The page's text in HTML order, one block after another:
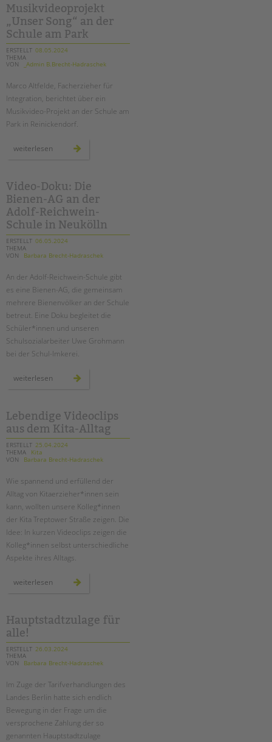
der
berliner
wasserbetriebe
Musikvideoprojekt
„Unser Song“ an der
Schule am Park
ERSTELLT 08.05.2024
THEMA
VON
_Admin B.Brecht-Hadraschek
Marco Altfelde, Facherzieher für
Integration, berichtet über ein
Musikvideo-Projekt an der Schule am
Park in Reinickendorf.
weiterlesen musikvideoprojekt
schule
am
park
Video-Doku: Die
Bienen-AG an der
Adolf-Reichwein-
Schule in Neukölln
ERSTELLT 06.05.2024
THEMA
VON
Barbara Brecht-Hadraschek
An der Adolf-Reichwein-Schule gibt
es eine Bienen-AG, die gemeinsam
mehrere Bienenvölker an der Schule
betreut. Eine Doku begleitet die
Schüler*innen und unseren
Schulsozialarbeiter Uwe Grohmann
bei der Schul-Imkerei.
weiterlesen
an
der
adolf-
reichwein-
schule
in
neukölln
Lebendige Videoclips
aus dem Kita-Alltag
ERSTELLT 25.04.2024
THEMA
Kita
VON
Barbara Brecht-Hadraschek
Wie spannend und erfüllend der
Alltag von Kitaerzieher*innen sein
kann, wollten unsere Kolleg*innen
der Kita Treptower Straße zeigen. Die
Idee: In kurzen Videoclips zeigen die
Kolleg*innen selbst unterschiedliche
Aspekte ihres Alltags.
weiterlesen lebendige
videoclips
alltag
Hauptstadtzulage für
alle!
ERSTELLT 26.03.2024
THEMA
VON
Barbara Brecht-Hadraschek
Im Zuge der Tarifverhandlungen des
Landes Berlin hatte sich endlich
Bewegung in der Frage um die
versprochene Zahlung der so
genannten Hauptstadtzulage